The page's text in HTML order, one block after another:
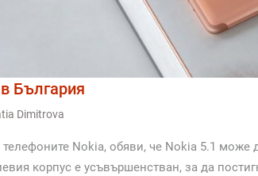
България
Dimitrova
Nokia, обяви, че Nokia 5.1 може
корпус е усъвършенстван, за да